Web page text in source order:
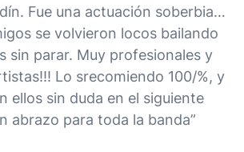
Fue una actuación soberbia…
se volvieron locos bailando
sin parar. Muy profesionales y
Lo srecomiendo 100/%, y
ellos sin duda en el siguiente
abrazo para toda la banda”